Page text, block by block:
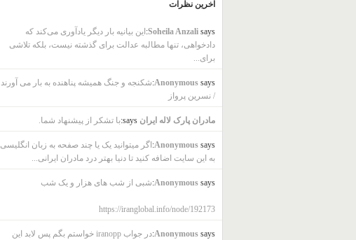
آخرین نظرات
Soheila Anzalisays:
این بیانیه بار دیگر یادآوری می‌کند که
دادخواهی، تنها مطالبه عدالت برای گذشته نیست، بلکه تلاشی
برای...
Anonymoussays:
شکنجه و جنگ همیشه پناهنده به بار می آورند
/ نسرین پرواز
مادران پارک لاله ایران says: با تشکر از پیشنهاد شما.
Anonymoussays:
اگر میتوانید یک یا چند صفحه به زبان انگلیسی
به این سایت اضافه کنید تا دنیا بهتر درد مادران ایرانی...
Anonymoussays: شبی از شب های هزار و یک شب
https://iranglobal.info/node/192173
Anonymoussays:
در جواب iranopp خواستم بگم پس لابد این